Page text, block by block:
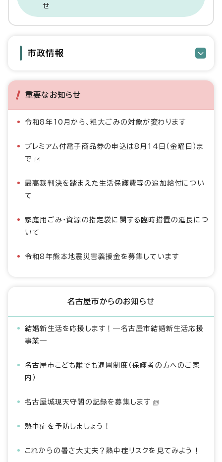
せ
市政情報
重要なお知らせ
令和8年10月から、粗大ごみの対象が変わります
プレミアム付電子商品券の申込は8月14日（金曜日）ま
で
最高裁判決を踏まえた生活保護費等の追加給付につい
て
家庭用ごみ・資源の指定袋に関する臨時措置の延長につ
いて
令和8年熊本地震災害義援金を募集しています
名古屋市からのお知らせ
結婚新生活を応援します！―名古屋市結婚新生活応援
事業―
名古屋市こども誰でも通園制度（保護者の方へのご案
内）
名古屋城現天守閣の記録を募集します
熱中症を予防しましょう！
これからの暑さ大丈夫？熱中症リスクを見てみよう！